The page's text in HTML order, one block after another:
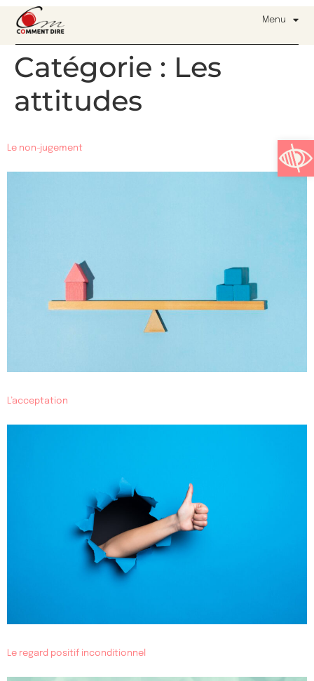
Ouvrir
Menu
Catégorie : Les
attitudes
Le non-jugement
L’acceptation
Le regard positif inconditionnel